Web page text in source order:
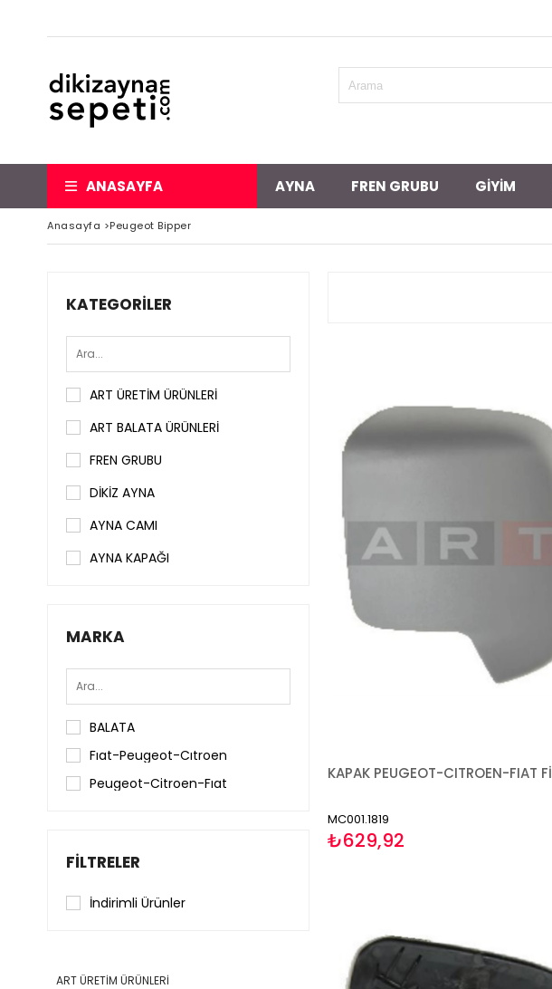
ANASAYFA AYNA FREN GRUBU GİYİM
Anasayfa >Peugeot Bipper
KATEGORILER
ART ÜRETİM ÜRÜNLERİ
ART BALATA ÜRÜNLERİ
FREN GRUBU
DİKİZ AYNA
AYNA CAMI
AYNA KAPAĞI
MARKA
BALATA
Fıat-Peugeot-Cıtroen
Peugeot-Citroen-Fıat
FILTRELER
İndirimli Ürünler
ART ÜRETİM ÜRÜNLERİ
MC001.1819
₺629,92